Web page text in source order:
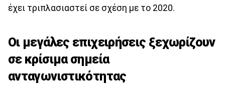
έχει τριπλασιαστεί σε σχέση με το 2020.
Οι μεγάλες επιχειρήσεις ξεχωρίζουν
σε κρίσιμα σημεία
ανταγωνιστικότητας